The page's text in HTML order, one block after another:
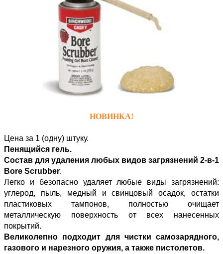
НОВИНКА!
Цена за 1 (одну) штуку.
Пенящийся гель.
Состав для удаления любых видов загрязнений 2-в-1
Bore Scrubber.
Легко и безопасно удаляет любые виды загрязнений:
углерод, пыль, медный и свинцовый осадок, остатки
пластиковых тампонов, полностью очищает
металлическую поверхность от всех нанесенных
покрытий.
Великолепно подходит для чистки самозарядного,
газового и нарезного оружия, а также пистолетов.